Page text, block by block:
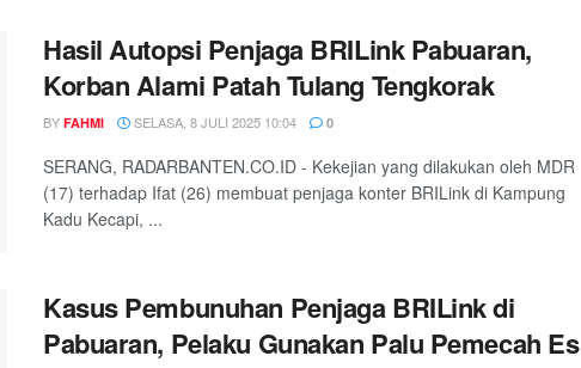
Hasil Autopsi Penjaga BRILink Pabuaran,
Korban Alami Patah Tulang Tengkorak
BY FAHMI SELASA, 8 JULI 2025 10:04 0
SERANG, RADARBANTEN.CO.ID - Kekejian yang dilakukan oleh MDR
(17) terhadap Ifat (26) membuat penjaga konter BRILink di Kampung
Kadu Kecapi, ...
Kasus Pembunuhan Penjaga BRILink di
Pabuaran, Pelaku Gunakan Palu Pemecah Es